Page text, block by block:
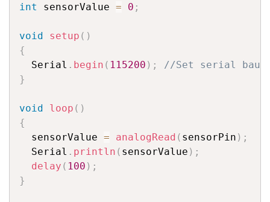
int
sensorValue = 0 ;
void setup ( )
{
  Serial
. begin ( 115200 ) ;
//Set serial baud
}
void loop ( )
{
  sensorValue
= analogRead ( sensorPin ) ;
  Serial
. println ( sensorValue ) ;
delay ( 100 ) ;
}